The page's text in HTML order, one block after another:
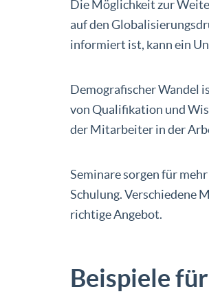
Die Möglichkeit zur
auf den
informiert ist, kann ein
Demografischer Wandel
von Qualifikation und
der Mitarbeiter in der
Seminare sorgen für
Schulung. Verschiedene
richtige Angebot.
Beispiele